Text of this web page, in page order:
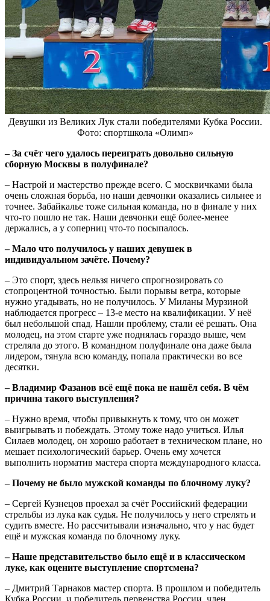
Девушки из Великих Лук стали победителями Кубка России.
Фото: спортшкола «Олимп»
– За счёт чего удалось переиграть довольно сильную
сборную Москвы в полуфинале?
– Настрой и мастерство прежде всего. С москвичками была
очень сложная борьба, но наши девчонки оказались сильнее и
точнее. Забайкалье тоже сильная команда, но в финале у них
что-то пошло не так. Наши девчонки ещё более-менее
держались, а у соперниц что-то посыпалось.
– Мало что получилось у наших девушек в
индивидуальном зачёте. Почему?
– Это спорт, здесь нельзя ничего спрогнозировать со
стопроцентной точностью. Были порывы ветра, которые
нужно угадывать, но не получилось. У Миланы Мурзиной
наблюдается прогресс – 13-е место на квалификации. У неё
был небольшой спад. Нашли проблему, стали её решать. Она
молодец, на этом старте уже поднялась гораздо выше, чем
стреляла до этого. В командном полуфинале она даже была
лидером, тянула всю команду, попала практически во все
десятки.
– Владимир Фазанов всё ещё пока не нашёл себя. В чём
причина такого выступления?
– Нужно время, чтобы привыкнуть к тому, что он может
выигрывать и побеждать. Этому тоже надо учиться. Илья
Силаев молодец, он хорошо работает в техническом плане, но
мешает психологический барьер. Очень ему хочется
выполнить норматив мастера спорта международного класса.
– Почему не было мужской команды по блочному луку?
– Сергей Кузнецов проехал за счёт Российский федерации
стрельбы из лука как судья. Не получилось у него стрелять и
судить вместе. Но рассчитывали изначально, что у нас будет
ещё и мужская команда по блочному луку.
– Наше представительство было ещё и в классическом
луке, как оцените выступление спортсмена?
– Дмитрий Тарнаков мастер спорта. В прошлом и победитель
Кубка России, и победитель первенства России, член